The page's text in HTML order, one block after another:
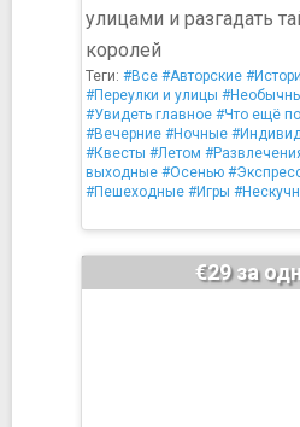
улицами и разгадать
королей
Теги: #Все #Авторские
#Переулки и улицы
#Увидеть главное #Что ещё
#Вечерние #Ночные
#Квесты #Летом
выходные #Осенью
#Пешеходные #Игры
€29 за